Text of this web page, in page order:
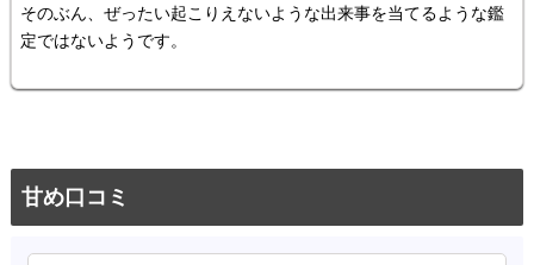
そのぶん、ぜったい起こりえないような出来事を当てるような鑑
定ではないようです。
甘め口コミ